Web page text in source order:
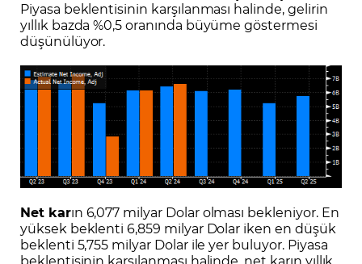
Piyasa beklentisinin karşılanması halinde, gelirin
yıllık bazda %0,5 oranında büyüme göstermesi
düşünülüyor.
Net karın 6,077 milyar Dolar olması bekleniyor. En
yüksek beklenti 6,859 milyar Dolar iken en düşük
beklenti 5,755 milyar Dolar ile yer buluyor. Piyasa
beklentisinin karşılanması halinde, net karın yıllık